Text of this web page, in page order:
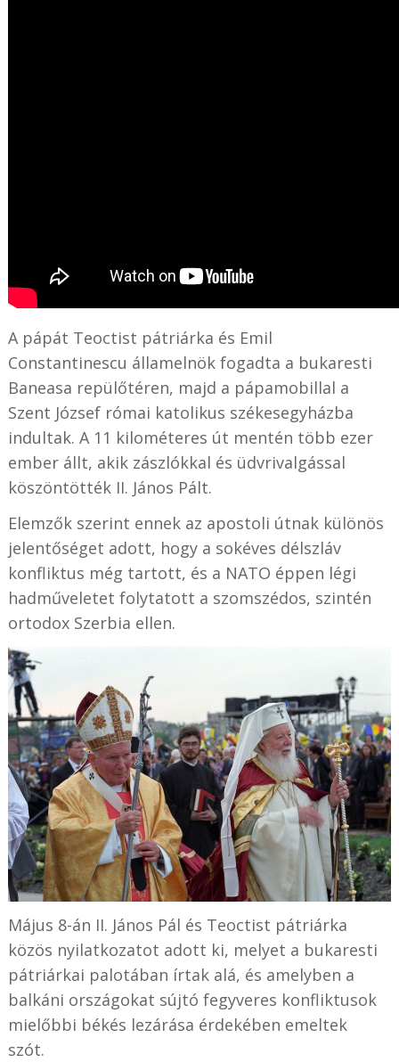
A pápát Teoctist pátriárka és Emil
Constantinescu államelnök fogadta a bukaresti
Baneasa repülőtéren, majd a pápamobillal a
Szent József római katolikus székesegyházba
indultak. A 11 kilométeres út mentén több ezer
ember állt, akik zászlókkal és üdvrivalgással
köszöntötték II. János Pált.
Elemzők szerint ennek az apostoli útnak különös
jelentőséget adott, hogy a sokéves délszláv
konfliktus még tartott, és a NATO éppen légi
hadműveletet folytatott a szomszédos, szintén
ortodox Szerbia ellen.
Május 8-án II. János Pál és Teoctist pátriárka
közös nyilatkozatot adott ki, melyet a bukaresti
pátriárkai palotában írtak alá, és amelyben a
balkáni országokat sújtó fegyveres konfliktusok
mielőbbi békés lezárása érdekében emeltek
szót.